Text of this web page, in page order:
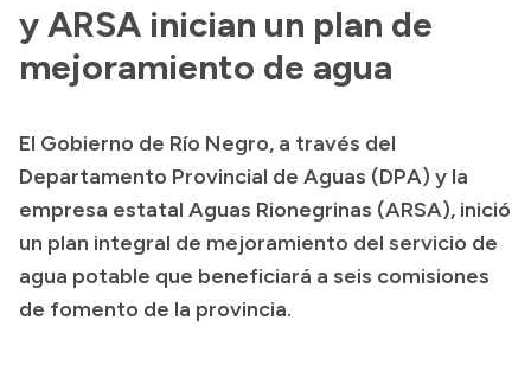
Normativa
Presupuesto
Boletín Oficial
Compras y licitaciones
Consulta de expedientes
Consulta de pago a proveedores
y ARSA inician un plan de
mejoramiento de agua
El Gobierno de Río Negro, a través del
Departamento Provincial de Aguas (DPA) y la
empresa estatal Aguas Rionegrinas (ARSA), inició
un plan integral de mejoramiento del servicio de
agua potable que beneficiará a seis comisiones
de fomento de la provincia.